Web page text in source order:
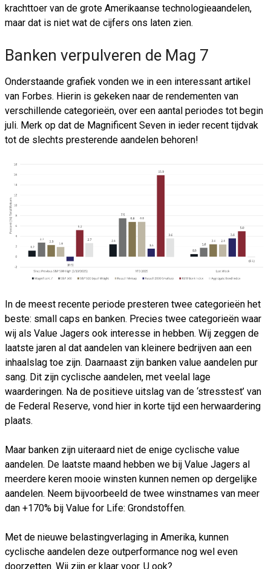
krachttoer van de grote Amerikaanse technologieaandelen,
maar dat is niet wat de cijfers ons laten zien.
Banken verpulveren de Mag 7
Onderstaande grafiek vonden we in een interessant artikel
van Forbes. Hierin is gekeken naar de rendementen van
verschillende categorieën, over een aantal periodes tot begin
juli. Merk op dat de Magnificent Seven in ieder recent tijdvak
tot de slechts presterende aandelen behoren!
In de meest recente periode presteren twee categorieën het
beste: small caps en banken. Precies twee categorieën waar
wij als Value Jagers ook interesse in hebben. Wij zeggen de
laatste jaren al dat aandelen van kleinere bedrijven aan een
inhaalslag toe zijn. Daarnaast zijn banken value aandelen pur
sang. Dit zijn cyclische aandelen, met veelal lage
waarderingen. Na de positieve uitslag van de ‘stresstest’ van
de Federal Reserve, vond hier in korte tijd een herwaardering
plaats.
Maar banken zijn uiteraard niet de enige cyclische value
aandelen. De laatste maand hebben we bij Value Jagers al
meerdere keren mooie winsten kunnen nemen op dergelijke
aandelen. Neem bijvoorbeeld de twee winstnames van meer
dan +170% bij Value for Life: Grondstoffen.
Met de nieuwe belastingverlaging in Amerika, kunnen
cyclische aandelen deze outperformance nog wel even
doorzetten. Wij zijn er klaar voor. U ook?